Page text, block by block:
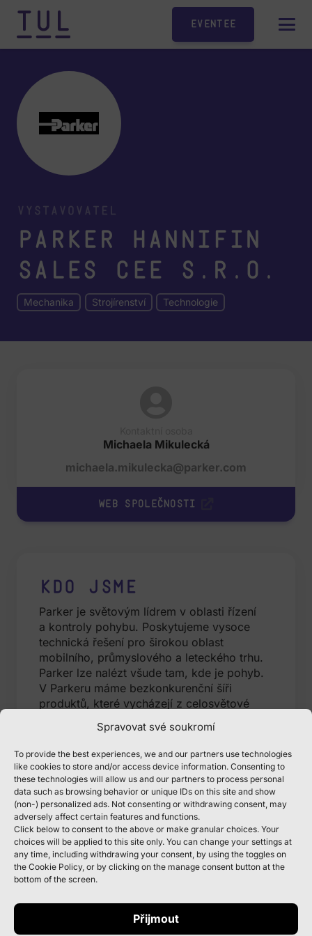
Spravovat své soukromí
To provide the best experiences, we and our partners use technologies
like cookies to store and/or access device information. Consenting to
these technologies will allow us and our partners to process personal
data such as browsing behavior or unique IDs on this site and show
(non-) personalized ads. Not consenting or withdrawing consent, may
adversely affect certain features and functions.
Click below to consent to the above or make granular choices. Your
choices will be applied to this site only. You can change your settings at
any time, including withdrawing your consent, by using the toggles on
the Cookie Policy, or by clicking on the manage consent button at the
bottom of the screen.
Přijmout
Eventee
Vystavovatel
Parker Hannifin
Sales CEE s.r.o.
Mechanika Strojírenství Technologie
Michaela Mikulecká
michaela.mikulecka@parker.com
Web společnosti
Kdo jsme
Parker je světovým lídrem v oblasti řízení
a kontroly pohybu. Poskytujeme vysoce
technická řešení pro širokou oblast
mobilního, průmyslového a leteckého trhu.
Parker lze nalézt všude tam, kde je pohyb.
V Parkeru máme bezkonkurenční šíři
produktů, které vycházejí z celosvětové
hydraulika, pneumatika, elektromechanika,
filtrace, řízení procesů, manipulace s
tekutinami a plyny, těsnění, klimatizace a
letectví a kosmonautika.
Co nabízíme (proč
se vám u nás bude